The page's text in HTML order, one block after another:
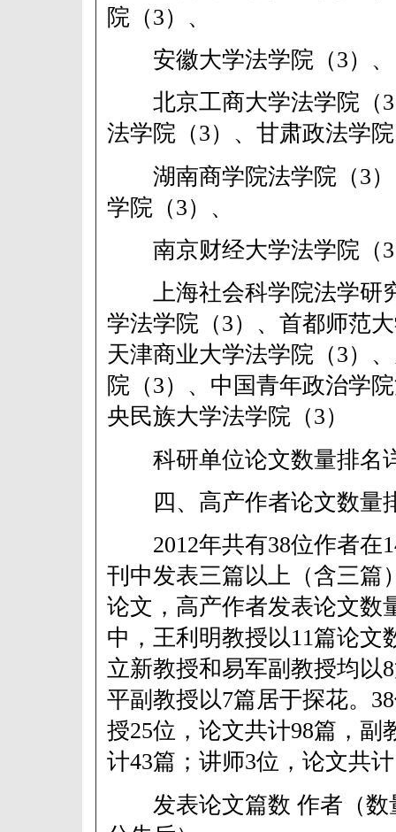
院（3）、
安徽大学法学院（3）、
北京工商大学法学院（3
法学院（3）、甘肃政法学
湖南商学院法学院（3）
学院（3）、
南京财经大学法学院（3
上海社会科学院法学研
学法学院（3）、首都师范
天津商业大学法学院（3）
院（3）、中国青年政治学
央民族大学法学院（3）
科研单位论文数量排名
四、高产作者论文数量
2012年共有38位作者在
刊中发表三篇以上（含三篇
论文，高产作者发表论文数
中，王利明教授以11篇论文
立新教授和易军副教授均以
平副教授以7篇居于探花。
授25位，论文共计98篇，副
计43篇；讲师3位，论文共
发表论文篇数 作者（数